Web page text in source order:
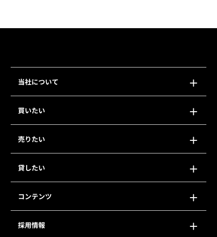
当社について
買いたい
売りたい
貸したい
コンテンツ
採用情報